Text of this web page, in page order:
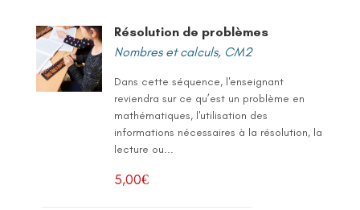
Résolution de problèmes
Nombres et calculs, CM2
Dans cette séquence, l'enseignant
reviendra sur ce qu’est un problème en
mathématiques, l'utilisation des
informations nécessaires à la résolution, la
lecture ou...
5,00€